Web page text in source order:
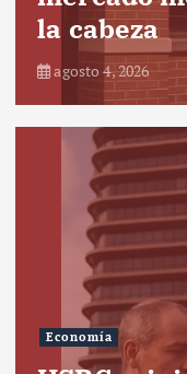
la cabeza
agosto 4, 2026
Economía